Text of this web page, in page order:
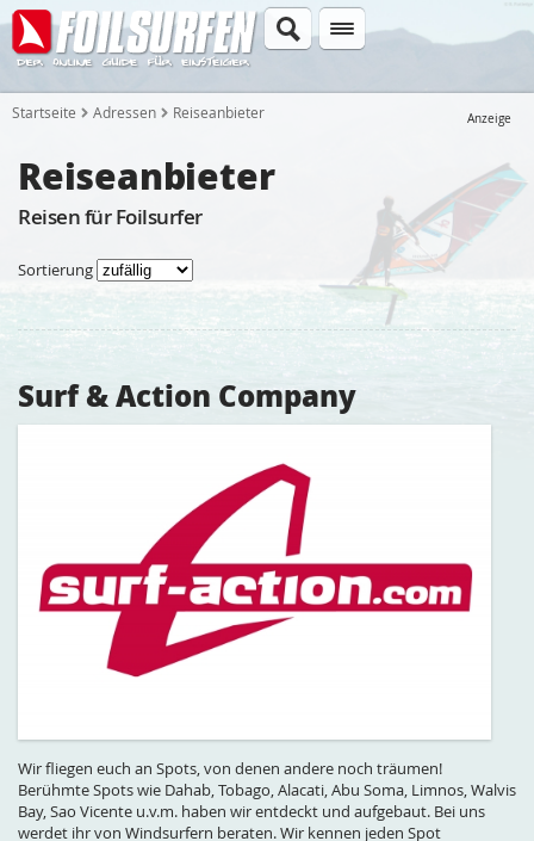
Startseite Adressen Reiseanbieter Anzeige
Reiseanbieter
Reisen für Foilsurfer
Sortierung
Surf & Action Company
Wir fliegen euch an Spots, von denen andere noch träumen!
Berühmte Spots wie Dahab, Tobago, Alacati, Abu Soma, Limnos, Walvis
Bay, Sao Vicente u.v.m. haben wir entdeckt und aufgebaut. Bei uns
werdet ihr von Windsurfern beraten. Wir kennen jeden Spot